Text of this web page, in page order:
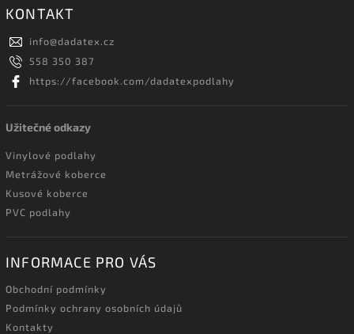
KONTAKT
info@dadatex.cz
558 350 387
https://facebook.com/dadatexpodlahy
Užitečné odkazy
Vinylové podlahy
Metrážové koberce
Kusové koberce
PVC podlahy
INFORMACE PRO VÁS
Obchodní podmínky
Podmínky ochrany osobních údajů
Kontakty